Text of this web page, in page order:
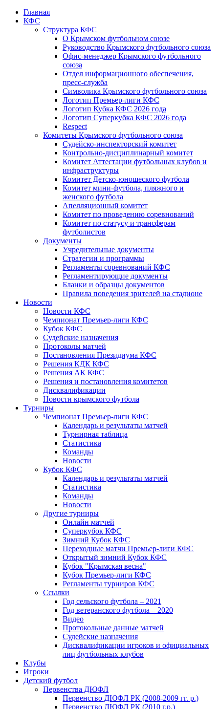
Главная
КФС
Структура КФС
О Крымском футбольном союзе
Руководство Крымского футбольного союза
Офис-менеджер Крымского футбольного
союза
Отдел информационного обеспечения,
пресс-служба
Символика Крымского футбольного союза
Логотип Премьер-лиги КФС
Логотип Кубка КФС 2026 года
Логотип Суперкубка КФС 2026 года
Respect
Комитеты Крымского футбольного союза
Судейско-инспекторский комитет
Контрольно-дисциплинарный комитет
Комитет Аттестации футбольных клубов и
инфраструктуры
Комитет Детско-юношеского футбола
Комитет мини-футбола, пляжного и
женского футбола
Апелляционный комитет
Комитет по проведению соревнований
Комитет по статусу и трансферам
футболистов
Документы
Учредительные документы
Стратегии и программы
Регламенты соревнований КФС
Регламентирующие документы
Бланки и образцы документов
Правила поведения зрителей на стадионе
Новости
Новости КФС
Чемпионат Премьер-лиги КФС
Кубок КФС
Судейские назначения
Протоколы матчей
Постановления Президиума КФС
Решения КДК КФС
Решения АК КФС
Решения и постановления комитетов
Дисквалификации
Новости крымского футбола
Турниры
Чемпионат Премьер-лиги КФС
Календарь и результаты матчей
Турнирная таблица
Статистика
Команды
Новости
Кубок КФС
Календарь и результаты матчей
Статистика
Команды
Новости
Другие турниры
Онлайн матчей
Суперкубок КФС
Зимний Кубок КФС
Переходные матчи Премьер-лиги КФС
Открытый зимний Кубок КФС
Кубок "Крымская весна"
Кубок Премьер-лиги КФС
Регламенты турниров КФС
Ссылки
Год сельского футбола – 2021
Год ветеранского футбола – 2020
Видео
Протокольные данные матчей
Судейские назначения
Дисквалификации игроков и официальных
лиц футбольных клубов
Клубы
Игроки
Детский футбол
Первенства ДЮФЛ
Первенство ДЮФЛ РК (2008-2009 гг. р.)
Первенство ДЮФЛ РК (2010 г.р.)